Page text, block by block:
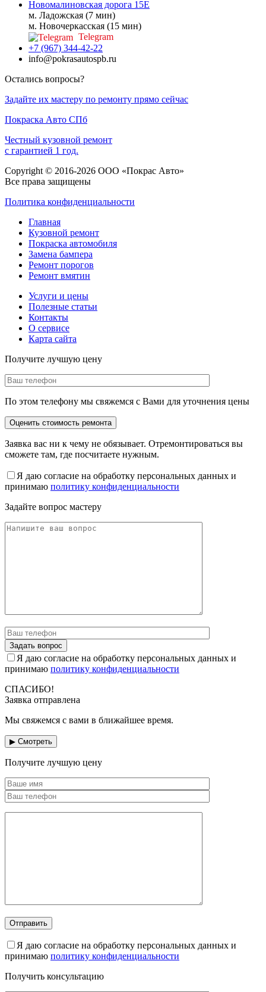
Новомалиновская дорога 15Е
м. Ладожская (7 мин)
м. Новочеркасская (15 мин)
Telegram
+7 (967) 344-42-22
info@pokrasautospb.ru
Остались вопросы?
Задайте их мастеру по ремонту прямо сейчас
Покраска Авто СПб
Честный кузовной ремонт
с гарантией 1 год.
Copyright © 2016-2026 ООО «Покрас Авто»
Все права защищены
Политика конфиденциальности
Главная
Кузовной ремонт
Покраска автомобиля
Замена бампера
Ремонт порогов
Ремонт вмятин
Услуги и цены
Полезные статьи
Контакты
О сервисе
Карта сайта
Получите лучшую цену
По этом телефону мы свяжемся с Вами для уточнения цены
Заявка вас ни к чему не обязывает. Отремонтироваться вы
сможете там, где посчитаете нужным.
Я даю согласие на обработку персональных данных и
принимаю политику конфиденциальности
Задайте вопрос мастеру
Я даю согласие на обработку персональных данных и
принимаю политику конфиденциальности
СПАСИБО!
Заявка отправлена
Мы свяжемся с вами в ближайшее время.
▶ Смотреть
Получите лучшую цену
Я даю согласие на обработку персональных данных и
принимаю политику конфиденциальности
Получить консультацию